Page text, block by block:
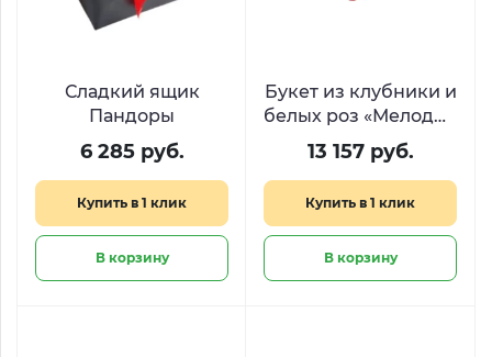
Сладкий ящик
Пандоры
6 285 руб.
Купить в 1 клик
В корзину
Букет из клубники и
белых роз «Мелодия
вкуса»
13 157 руб.
Купить в 1 клик
В корзину